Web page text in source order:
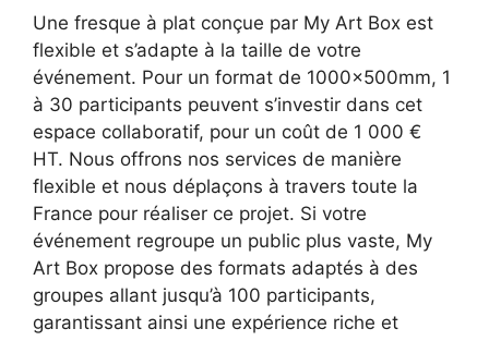
Une fresque à plat conçue par My Art Box est
flexible et s’adapte à la taille de votre
événement. Pour un format de 1000x500mm, 1
à 30 participants peuvent s’investir dans cet
espace collaboratif, pour un coût de 1 000 €
HT. Nous offrons nos services de manière
flexible et nous déplaçons à travers toute la
France pour réaliser ce projet. Si votre
événement regroupe un public plus vaste, My
Art Box propose des formats adaptés à des
groupes allant jusqu’à 100 participants,
garantissant ainsi une expérience riche et